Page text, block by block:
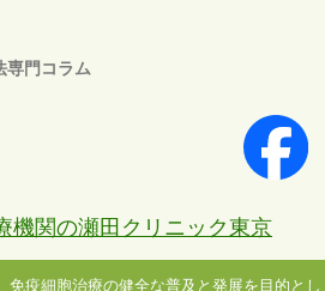
専門コラム
機関の瀬田クリニック東京
免疫細胞治療の健全な普及と発展を目的とし